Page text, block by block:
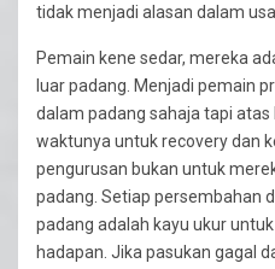
tidak menjadi alasan dalam
Pemain kene sedar, mereka
luar padang. Menjadi pemain
dalam padang sahaja tapi
waktunya untuk recovery dan
pengurusan bukan untuk
padang. Setiap persembahan
padang adalah kayu ukur
hadapan. Jika pasukan gagal